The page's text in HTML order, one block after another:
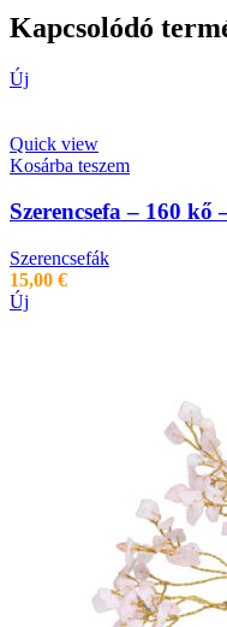
Kapcsolódó
Új
Quick view
Kosárba teszem
Szerencsefa – 160 kő
Szerencsefák
15,00 €
Új